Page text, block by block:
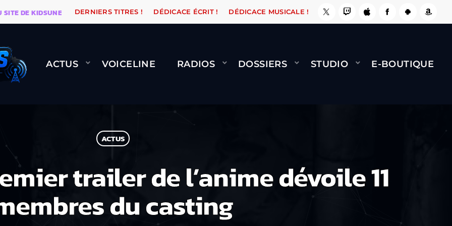
KIDSUNE WARÉTRO ORANGE ROAD QUI PASSE, ÇA LE FAIT ! NAMI BERNARD MINET - FLY
DERNIERS TITRES ! DÉDICACE ÉCRIT ! DÉDICACE MUSICALE !
ACTUS VOICELINE RADIOS DOSSIERS STUDIO E-BOUTIQUE
ACTUS
trailer de l’anime dévoile 11
du casting